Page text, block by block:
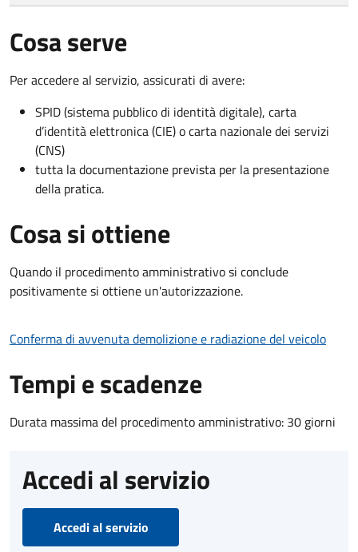
Cosa serve
Per accedere al servizio, assicurati di avere:
SPID (sistema pubblico di identità digitale), carta
d’identità elettronica (CIE) o carta nazionale dei servizi
(CNS)
tutta la documentazione prevista per la presentazione
della pratica.
Cosa si ottiene
Quando il procedimento amministrativo si conclude
positivamente si ottiene un'autorizzazione.
Conferma di avvenuta demolizione e radiazione del veicolo
Tempi e scadenze
Durata massima del procedimento amministrativo: 30 giorni
Accedi al servizio
Accedi al servizio